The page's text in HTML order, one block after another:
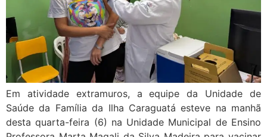
Em atividade extramuros, a equipe da Unidade de
Saúde da Família da Ilha Caraguatá esteve na manhã
desta quarta-feira (6) na Unidade Municipal de Ensino